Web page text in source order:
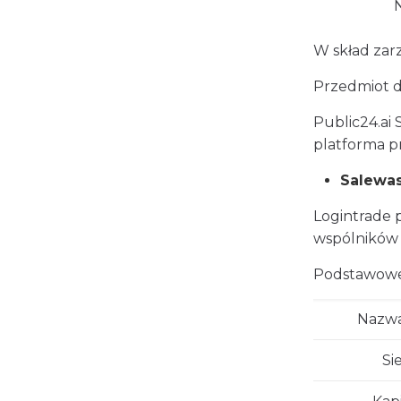
W skład
Przedmiot
Public24.ai
platforma
Logintrade
wspólników